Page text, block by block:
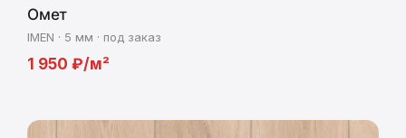
Омет
IMEN · 5 мм · под заказ
1 950 ₽/м²